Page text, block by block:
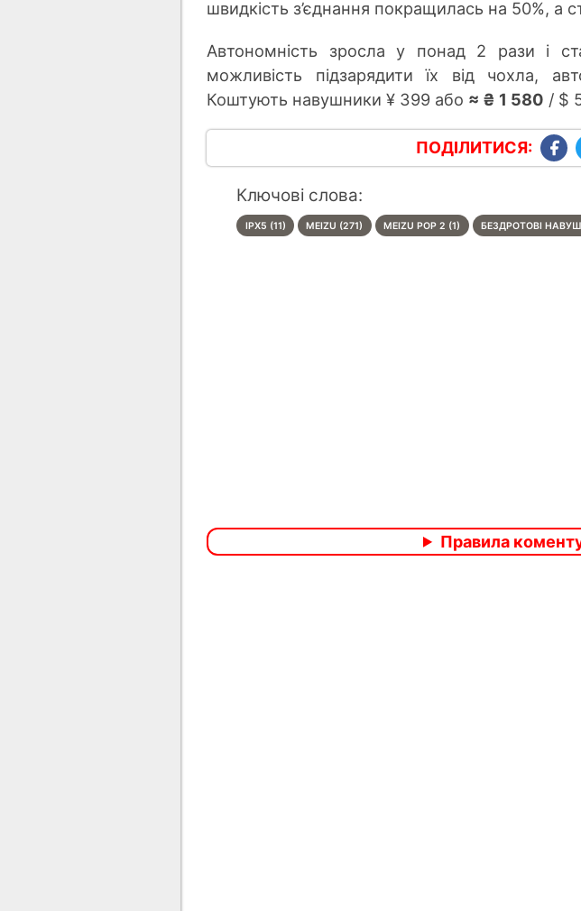
швидкість з’єднання покращилась на 50%, а
Автономність зросла у понад 2 рази і
можливість підзарядити їх від чохла,
Коштують навушники ¥ 399 або ≈ ₴ 1 580 / $
ПОДІЛИТИСЯ:
Ключові слова:
IPX5 (11) MEIZU (271) MEIZU POP 2 (1) БЕЗДРОТОВІ
Правила